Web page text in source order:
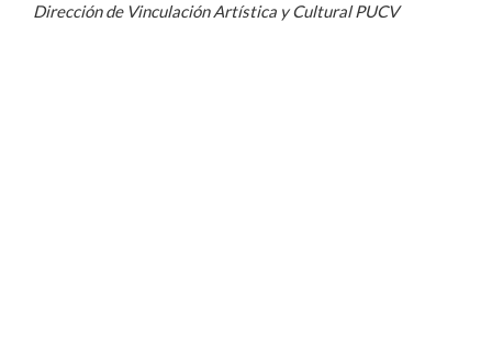
Dirección de Vinculación Artística y Cultural PUCV